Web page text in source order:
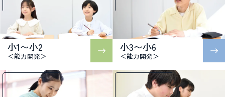
小1〜小2
＜能力開発＞
小3〜小6
＜能力開発＞